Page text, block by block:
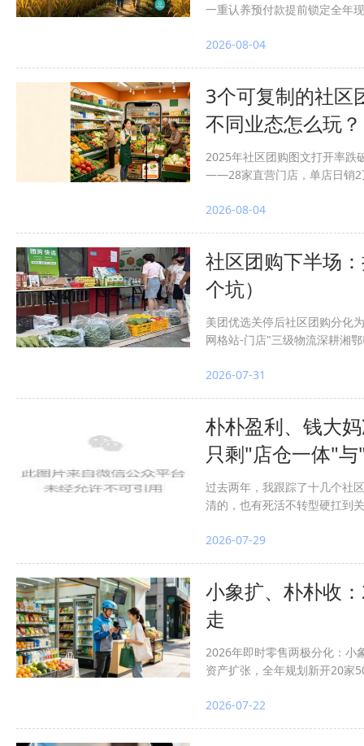
一重认养预付款提前锁定全年
现；第三重品牌溢价与深加工
2026-08-04
3个可复制的社区
不同业态怎么玩？
2025年社区团购图文打开率跌
——28家直营门店，单店日销2
分钟破百万、全场400万、18
链、区域平台三种起步路径，
2026-08-04
社区团购下半场
个坑）
美团优选关停后社区团购分化
网格站-门店"三级物流深耕湘
2026-07-31
朴朴盈利、钱大
只剩"店仓一体"
过去两年，我跟踪了十几个社
清的，也有死活不转型硬扛到
2026-07-29
小象扩、朴朴收
走
2026年即时零售两极分化：小
资产扩张，全年规划新开20家
15%。两家都在拼供应链深度
2026-07-22